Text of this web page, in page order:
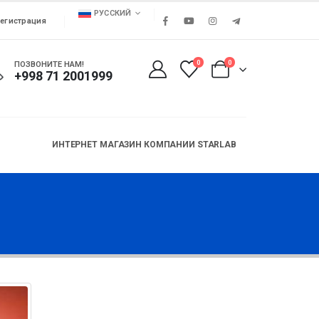
РУССКИЙ
ПОЗВОНИТЕ НАМ!
+998 71 2001999
0 0
ИНТЕРНЕТ МАГАЗИН КОМПАНИИ STARLAB